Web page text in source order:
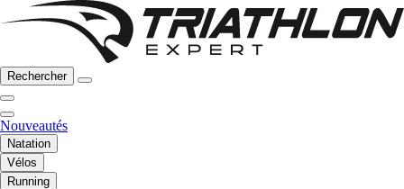
Rechercher
Nouveautés
Natation
Vélos
Running